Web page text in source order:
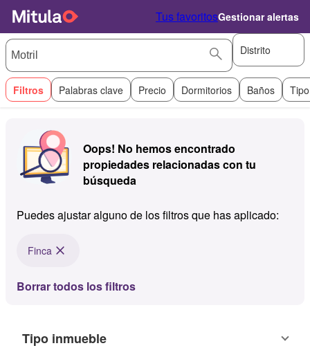
Tus favoritosGestionar alertas
Distrito
Filtros Palabras clave Precio Dormitorios Baños
Oops! No hemos encontrado
propiedades relacionadas con tu
búsqueda
Puedes ajustar alguno de los filtros que has aplicado:
Finca
Borrar todos los filtros
Tipo inmueble